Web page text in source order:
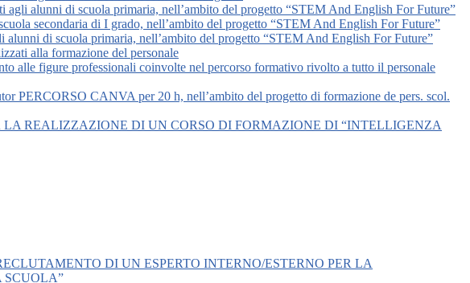
alunni di scuola primaria, nell’ambito del progetto “STEM And English For Future”
secondaria di I grado, nell’ambito del progetto “STEM And English For Future”
di scuola primaria, nell’ambito del progetto “STEM And English For Future”
alla formazione del personale
alle figure professionali coinvolte nel percorso formativo rivolto a tutto il personale
PERCORSO CANVA per 20 h, nell’ambito del progetto di formazione de pers. scol.
REALIZZAZIONE DI UN CORSO DI FORMAZIONE DI “INTELLIGENZA
DI UN ESPERTO INTERNO/ESTERNO PER LA
SCUOLA”